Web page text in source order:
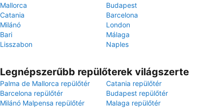
Mallorca
Budapest
Catania
Barcelona
Milánó
London
Bari
Málaga
Lisszabon
Naples
Legnépszerűbb repülőterek világszerte
Palma de Mallorca repülőtér
Catania repülőtér
Barcelona repülőtér
Budapest repülőtér
Milánó Malpensa repülőtér
Malaga repülőtér